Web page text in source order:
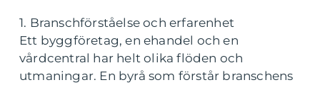
1. Branschförståelse och erfarenhet
Ett byggföretag, en ehandel och en
vårdcentral har helt olika flöden och
utmaningar. En byrå som förstår branschens